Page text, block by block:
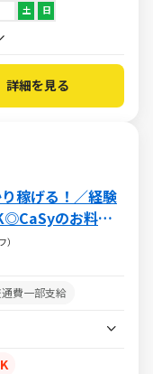
土 日
詳細を見る
稼げる！／経験
のお料理
界唯一の上場企
費一部支給